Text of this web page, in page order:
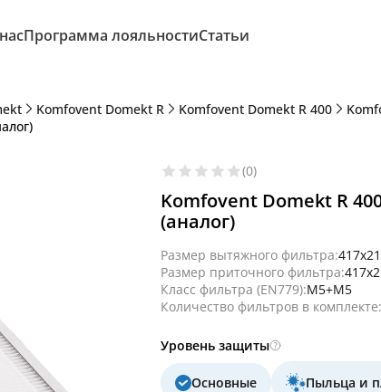
Программа лояльностиСтатьи
Komfovent Domekt R Komfovent Domekt R 400
(0)
Komfovent Domekt R
(аналог)
Размер вытяжного фильтра:
Размер приточного фильтра:
Класс фильтра (EN779):M5+M5
Количество фильтров в комплекте:
Уровень защиты
Основные
Пыльца и